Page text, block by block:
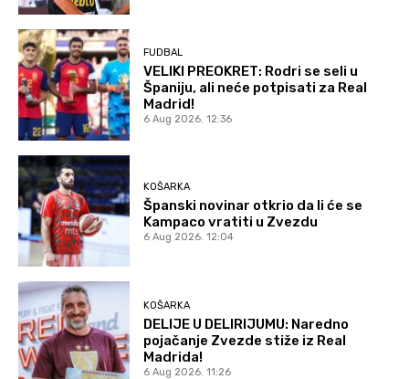
FUDBAL
VELIKI PREOKRET: Rodri se seli u
Španiju, ali neće potpisati za Real
Madrid!
6 Aug 2026. 12:36
KOŠARKA
Španski novinar otkrio da li će se
Kampaco vratiti u Zvezdu
6 Aug 2026. 12:04
KOŠARKA
DELIJE U DELIRIJUMU: Naredno
pojačanje Zvezde stiže iz Real
Madrida!
6 Aug 2026. 11:26